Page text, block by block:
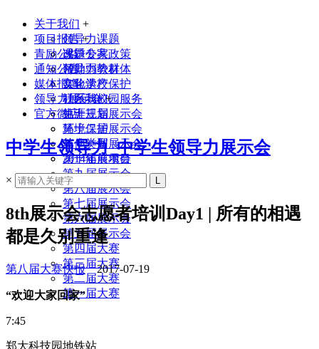
关于我们 +
领导力课题
课题专家
领导力教材
实验学校
联系我们
项目报告 +
改进公共政策
帮助弱势群体
文化遗产保护
社区与校园服务
生涯规划
环境保护
其他类型
2014年前项目
青励公益
通知公告
媒体报道
领导力展示会 +
第十三届展示会
第十二届展示会
第十一届展示会
第十届展示会
第九届展示会
第八届展示会
第七届展示会
第六届展示会
第五届展示会
第四届大赛
第三届大赛
第二届大赛
第一届大赛
官方微店
中学生领导力_中学生领导力展示会
×
8th展示会志愿者培训Day1 | 所有的相遇
都是久别重逢
第八届大赛快报2017-07-19
“欢迎大家回家”
7:45
郑大科技园地铁站